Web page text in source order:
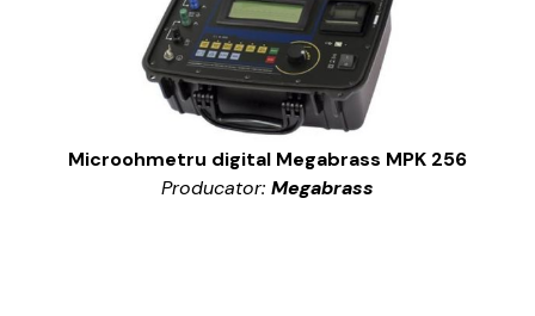
Microohmetru digital Megabrass MPK 256
Producator: Megabrass